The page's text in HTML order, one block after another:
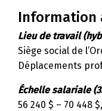
Information
Lieu de travail
Siège social de
Déplacements
Échelle salariale
56 240 $ – 70 448